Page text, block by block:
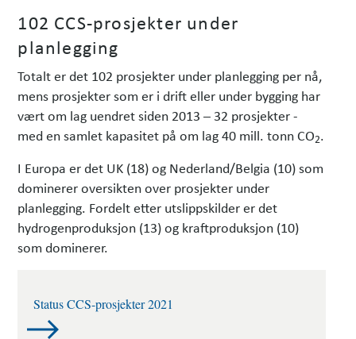
102 CCS-prosjekter under
planlegging
Totalt er det 102 prosjekter under planlegging per nå,
mens prosjekter som er i drift eller under bygging har
vært om lag uendret siden 2013 – 32 prosjekter ­-
med en samlet kapasitet på om lag 40 mill. tonn CO2.
I Europa er det UK (18) og Nederland/Belgia (10) som
dominerer oversikten over prosjekter under
planlegging. Fordelt etter utslipps­kilder er det
hydrogenproduksjon (13) og kraftproduksjon (10)
som dominerer.
Status CCS-prosjekter 2021